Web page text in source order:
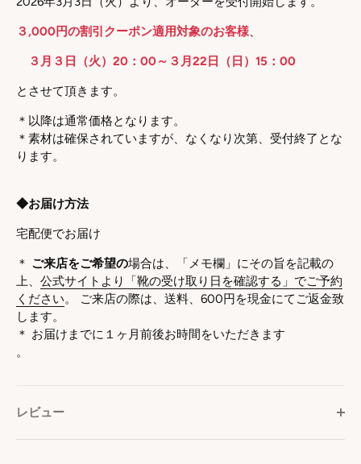
３,000円の割引クーポン適用対象のお客様、
３月３日（火）20：00～３月22日（日）15：00
とさせて頂きます。
＊以降は通常価格となります。
＊素材は確保されていますが、なくなり次第、受付終了とな
ります。
◆お届け方法
宅配便でお届け
＊ ご来店をご希望の場合は、「メモ欄」にその旨を記載の
上、 公式サイトより「靴の受け取り日を確認する」でご予約
ください。 ご来店の際は、送料、600円を現金にてご返金致
します。
＊ お届けまでに１ヶ月前後お時間をいただきます
。
レビュー